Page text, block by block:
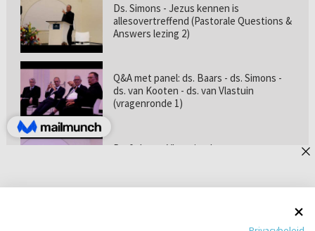
Ds. Simons - Jezus kennen is
allesovertreffend (Pastorale Questions &
Answers lezing 2)
Q&A met panel: ds. Baars - ds. Simons -
ds. van Kooten - ds. van Vlastuin
(vragenronde 1)
Prof. dr. van Vlastuin - Is